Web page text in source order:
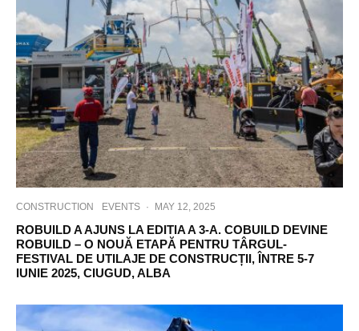
CONSTRUCTION EVENTS · MAY 12, 2025
ROBUILD A AJUNS LA EDITIA A 3-A. COBUILD DEVINE
ROBUILD – O NOUĂ ETAPĂ PENTRU TÂRGUL-
FESTIVAL DE UTILAJE DE CONSTRUCȚII, ÎNTRE 5-7
IUNIE 2025, CIUGUD, ALBA